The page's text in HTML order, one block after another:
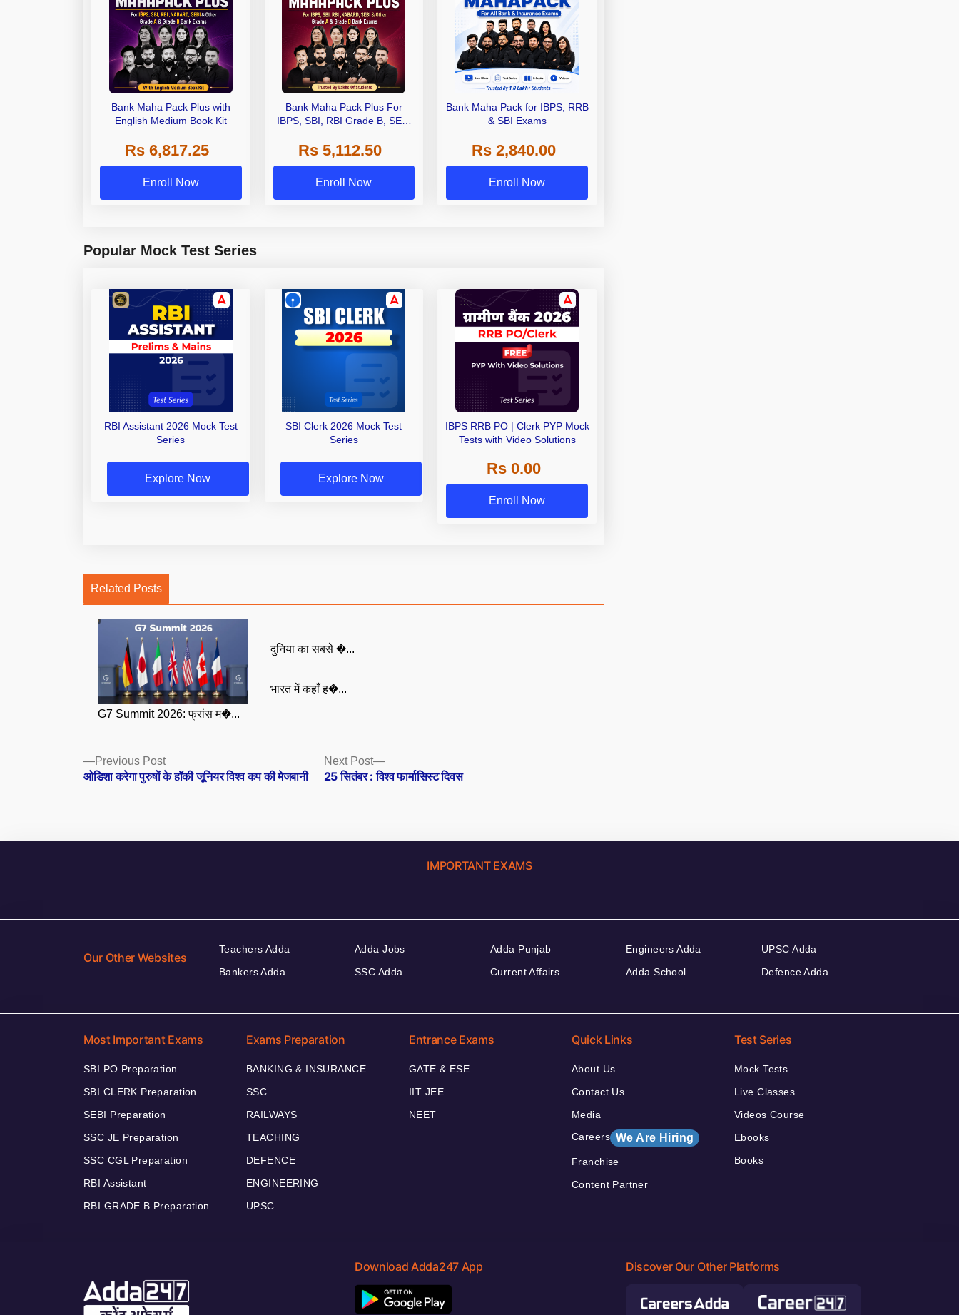
Bank Maha Pack Plus with
English Medium Book Kit
Rs 6,817.25
Enroll Now
Bank Maha Pack Plus For
IBPS, SBI, RBI Grade B, SEBI
Other Grade A & Grade B Bank
Exams
Rs 5,112.50
Enroll Now
Bank Maha Pack for IBPS, RRB
& SBI Exams
Rs 2,840.00
Enroll Now
Popular Mock Test Series
RBI Assistant 2026 Mock Test
Series
Explore Now
SBI Clerk 2026 Mock Test
Series
Explore Now
IBPS RRB PO | Clerk PYP Mock
Tests with Video Solutions
Rs 0.00
Enroll Now
Related Posts
G7 Summit 2026: फ्रांस म�...
दुनिया का सबसे �...
भारत में कहाँ ह�...
Posts
navigation
Previous PostPrevious
post:
ओडिशा करेगा पुरुषों के हॉकी जूनियर विश्व कप की मेजबानी
Next Post
Next
post:
25 सितंबर : विश्व फार्मासिस्ट दिवस
IMPORTANT EXAMS
Our Other Websites
Teachers Adda
Bankers Adda
Adda Jobs
SSC Adda
Adda Punjab
Current Affairs
Engineers Adda
Adda School
UPSC Adda
Defence Adda
Most Important Exams
SBI PO Preparation
SBI CLERK Preparation
SEBI Preparation
SSC JE Preparation
SSC CGL Preparation
RBI Assistant
RBI GRADE B Preparation
Exams Preparation
BANKING & INSURANCE
SSC
RAILWAYS
TEACHING
DEFENCE
ENGINEERING
UPSC
Entrance Exams
GATE & ESE
IIT JEE
NEET
Quick Links
About Us
Contact Us
Media
Careers We Are Hiring
Franchise
Content Partner
Test Series
Mock Tests
Live Classes
Videos Course
Ebooks
Books
Download Adda247 App Discover Our Other Platforms